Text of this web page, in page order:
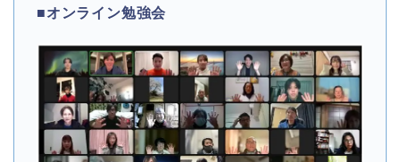
■オンライン勉強会